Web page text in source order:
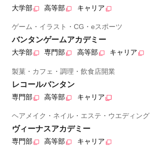
大学部 高等部 キャリア
ゲーム・イラスト・CG・eスポーツ
バンタンゲームアカデミー
大学部 専門部 高等部 キャリア
製菓・カフェ・調理・飲食店開業
レコールバンタン
専門部 高等部 キャリア
ヘアメイク・ネイル・エステ・ウエディング
ヴィーナスアカデミー
専門部 高等部 キャリア